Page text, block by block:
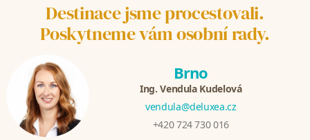
Destinace jsme procestovali.
Poskytneme vám osobní rady.
Brno
Ing. Vendula Kudelová
vendula@deluxea.cz
+420 724 730 016